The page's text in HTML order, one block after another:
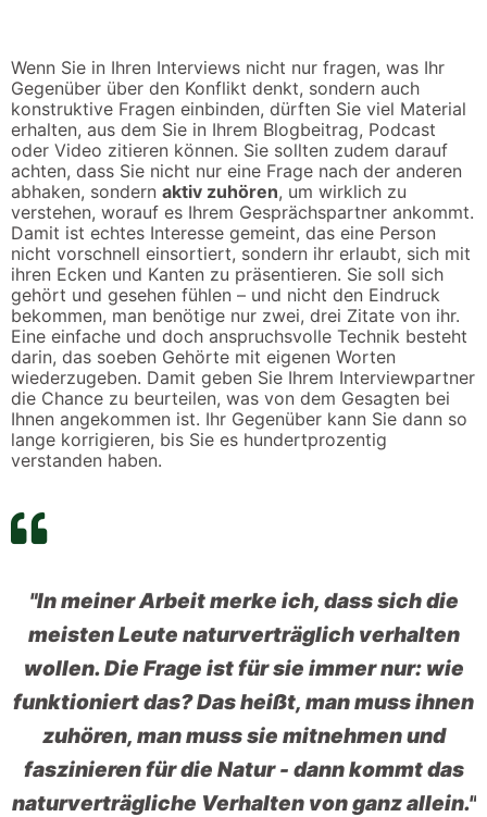
Wenn Sie in Ihren Interviews nicht nur fragen, was Ihr
Gegenüber über den Konflikt denkt, sondern auch
konstruktive Fragen einbinden, dürften Sie viel Material
erhalten, aus dem Sie in Ihrem Blogbeitrag, Podcast
oder Video zitieren können. Sie sollten zudem darauf
achten, dass Sie nicht nur eine Frage nach der anderen
abhaken, sondern aktiv zuhören, um wirklich zu
verstehen, worauf es Ihrem Gesprächspartner ankommt.
Damit ist echtes Interesse gemeint, das eine Person
nicht vorschnell einsortiert, sondern ihr erlaubt, sich mit
ihren Ecken und Kanten zu präsentieren. Sie soll sich
gehört und gesehen fühlen – und nicht den Eindruck
bekommen, man benötige nur zwei, drei Zitate von ihr.
Eine einfache und doch anspruchsvolle Technik besteht
darin, das soeben Gehörte mit eigenen Worten
wiederzugeben. Damit geben Sie Ihrem Interviewpartner
die Chance zu beurteilen, was von dem Gesagten bei
Ihnen angekommen ist. Ihr Gegenüber kann Sie dann so
lange korrigieren, bis Sie es hundertprozentig
verstanden haben.
"In meiner Arbeit merke ich, dass sich die
meisten Leute naturverträglich verhalten
wollen. Die Frage ist für sie immer nur: wie
funktioniert das? Das heißt, man muss ihnen
zuhören, man muss sie mitnehmen und
faszinieren für die Natur - dann kommt das
naturverträgliche Verhalten von ganz allein."